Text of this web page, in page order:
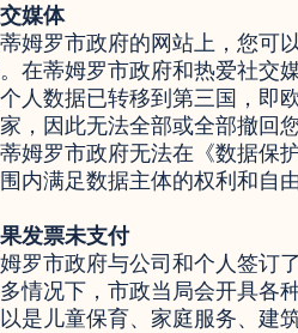
媒体
姆罗市政府的网站上，您可
在蒂姆罗市政府和热爱社交
人数据已转移到第三国，即
，因此无法全部或全部撤回
姆罗市政府无法在《数据保
内满足数据主体的权利和自由
发票未支付
罗市政府与公司和个人签订
情况下，市政当局会开具各
是儿童保育、家庭服务、建